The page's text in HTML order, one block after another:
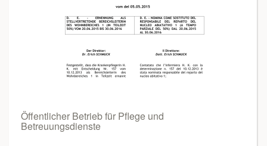
Öffentlicher Betrieb für Pflege und
Betreuungsdienste